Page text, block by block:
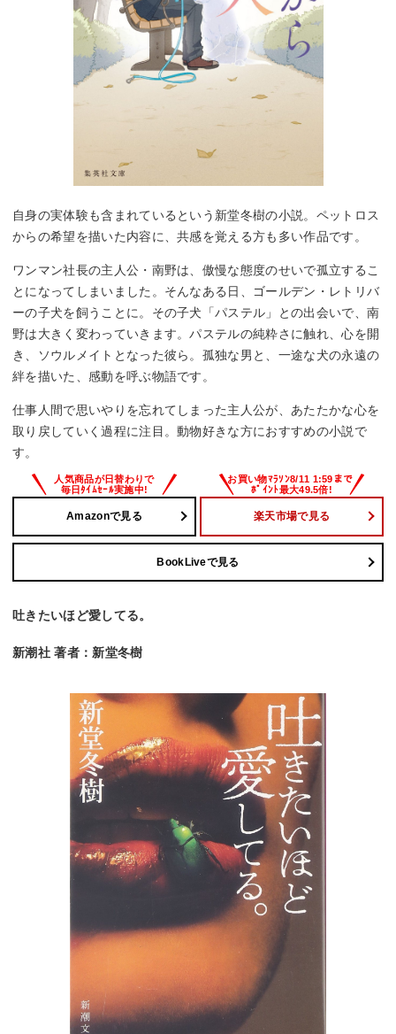
自身の実体験も含まれているという新堂冬樹の小説。ペットロス
からの希望を描いた内容に、共感を覚える方も多い作品です。
ワンマン社長の主人公・南野は、傲慢な態度のせいで孤立するこ
とになってしまいました。そんなある日、ゴールデン・レトリバ
ーの子犬を飼うことに。その子犬「パステル」との出会いで、南
野は大きく変わっていきます。パステルの純粋さに触れ、心を開
き、ソウルメイトとなった彼ら。孤独な男と、一途な犬の永遠の
絆を描いた、感動を呼ぶ物語です。
仕事人間で思いやりを忘れてしまった主人公が、あたたかな心を
取り戻していく過程に注目。動物好きな方におすすめの小説で
す。
Amazonで見る 楽天市場で見る
BookLiveで見る
吐きたいほど愛してる。
新潮社 著者：新堂冬樹